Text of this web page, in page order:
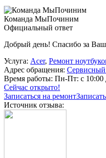
Команда МыПочиним
Официальный ответ
Добрый день! Спасибо за
Услуга: Acer, Ремонт
Адрес обращения:
Время работы: Пн-Пт: с 10:00
Сейчас открыто!
Записаться на ремонт
Источник отзыва: